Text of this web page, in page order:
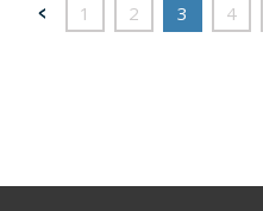
1 2 3 4